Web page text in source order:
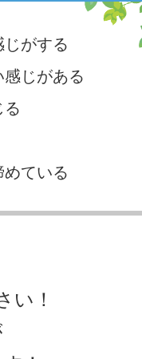
がする
じがある
る
ている
い！